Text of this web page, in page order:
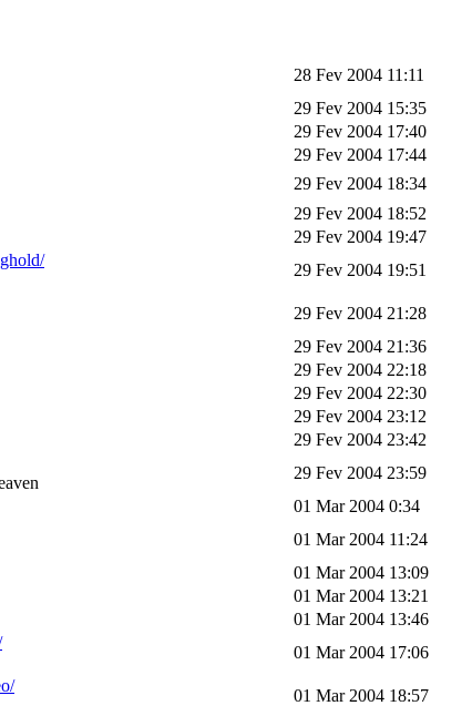
28 Fev 2004 11:11
29 Fev 2004 15:35
29 Fev 2004 17:40
29 Fev 2004 17:44
29 Fev 2004 18:34
29 Fev 2004 18:52
29 Fev 2004 19:47
29 Fev 2004 19:51
29 Fev 2004 21:28
29 Fev 2004 21:36
29 Fev 2004 22:18
29 Fev 2004 22:30
29 Fev 2004 23:12
29 Fev 2004 23:42
29 Fev 2004 23:59
01 Mar 2004 0:34
01 Mar 2004 11:24
01 Mar 2004 13:09
01 Mar 2004 13:21
01 Mar 2004 13:46
01 Mar 2004 17:06
01 Mar 2004 18:57